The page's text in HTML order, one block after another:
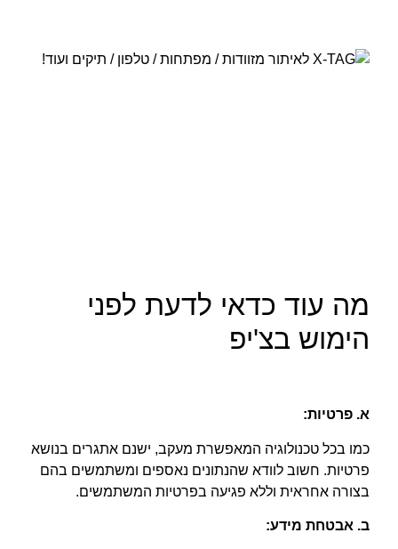
מה עוד כדאי לדעת לפני
הימוש בצ'יפ
א. פרטיות:
כמו בכל טכנולוגיה המאפשרת מעקב, ישנם אתגרים בנושא
פרטיות. חשוב לוודא שהנתונים נאספים ומשתמשים בהם
בצורה אחראית וללא פגיעה בפרטיות המשתמשים.
ב. אבטחת מידע: